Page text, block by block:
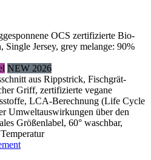
OCS zertifizierte Bio-
Jersey, grey melange: 90%
NEW 2026
aus Rippstrick, Fischgrät-
Griff, zertifizierte vegane
LCA-Berechnung (Life Cycle
Umweltauswirkungen über den
Größenlabel, 60° waschbar,